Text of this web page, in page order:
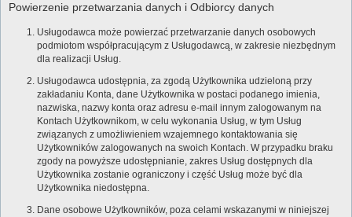
Powierzenie przetwarzania danych i Odbiorcy danych
Usługodawca może powierzać przetwarzanie danych osobowych
podmiotom współpracującym z Usługodawcą, w zakresie niezbędnym
dla realizacji Usług.
Usługodawca udostępnia, za zgodą Użytkownika udzieloną przy
zakładaniu Konta, dane Użytkownika w postaci podanego imienia,
nazwiska, nazwy konta oraz adresu e-mail innym zalogowanym na
Kontach Użytkownikom, w celu wykonania Usług, w tym Usług
związanych z umożliwieniem wzajemnego kontaktowania się
Użytkowników zalogowanych na swoich Kontach. W przypadku braku
zgody na powyższe udostępnianie, zakres Usług dostępnych dla
Użytkownika zostanie ograniczony i część Usług może być dla
Użytkownika niedostępna.
Dane osobowe Użytkowników, poza celami wskazanymi w niniejszej